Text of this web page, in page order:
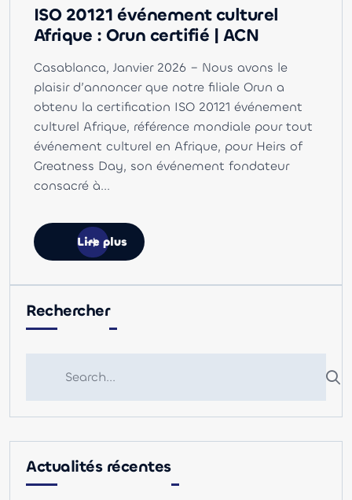
ISO 20121 événement culturel
Afrique : Orun certifié | ACN
Casablanca, Janvier 2026 – Nous avons le
plaisir d’annoncer que notre filiale Orun a
obtenu la certification ISO 20121 événement
culturel Afrique, référence mondiale pour tout
événement culturel en Afrique, pour Heirs of
Greatness Day, son événement fondateur
consacré à...
Lire plus
Rechercher
Actualités récentes